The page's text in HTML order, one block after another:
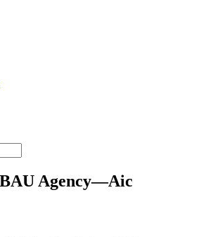
Agency—Aic